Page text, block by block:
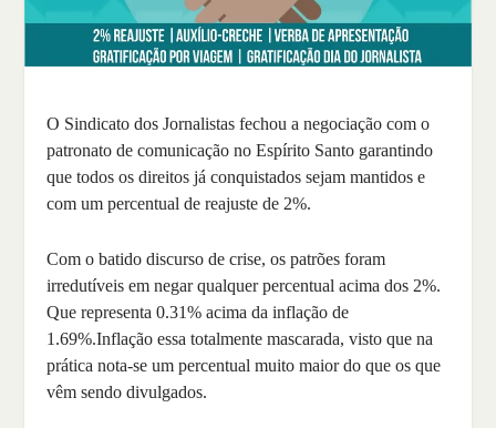
O Sindicato dos Jornalistas fechou a negociação com o
patronato de comunicação no Espírito Santo garantindo
que todos os direitos já conquistados sejam mantidos e
com um percentual de reajuste de 2%.
Com o batido discurso de crise, os patrões foram
irredutíveis em negar qualquer percentual acima dos 2%.
Que representa 0.31% acima da inflação de
1.69%.Inflação essa totalmente mascarada, visto que na
prática nota-se um percentual muito maior do que os que
vêm sendo divulgados.